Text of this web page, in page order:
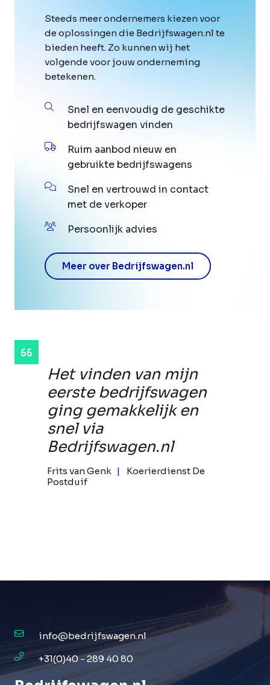
Het vinden van mijn
eerste bedrijfswagen
ging gemakkelijk en
snel via
Bedrijfswagen.nl
Frits van Genk
Koerierdienst De
Postduif
Steeds meer ondernemers kiezen voor
de oplossingen die Bedrijfswagen.nl te
bieden heeft. Zo kunnen wij het
volgende voor jouw onderneming
betekenen.
Snel en eenvoudig de geschikte
bedrijfswagen vinden
Ruim aanbod nieuw en
gebruikte bedrijfswagens
Snel en vertrouwd in contact
met de verkoper
Persoonlijk advies
Meer over Bedrijfswagen.nl
info@bedrijfswagen.nl
+31(0)40 - 289 40 80